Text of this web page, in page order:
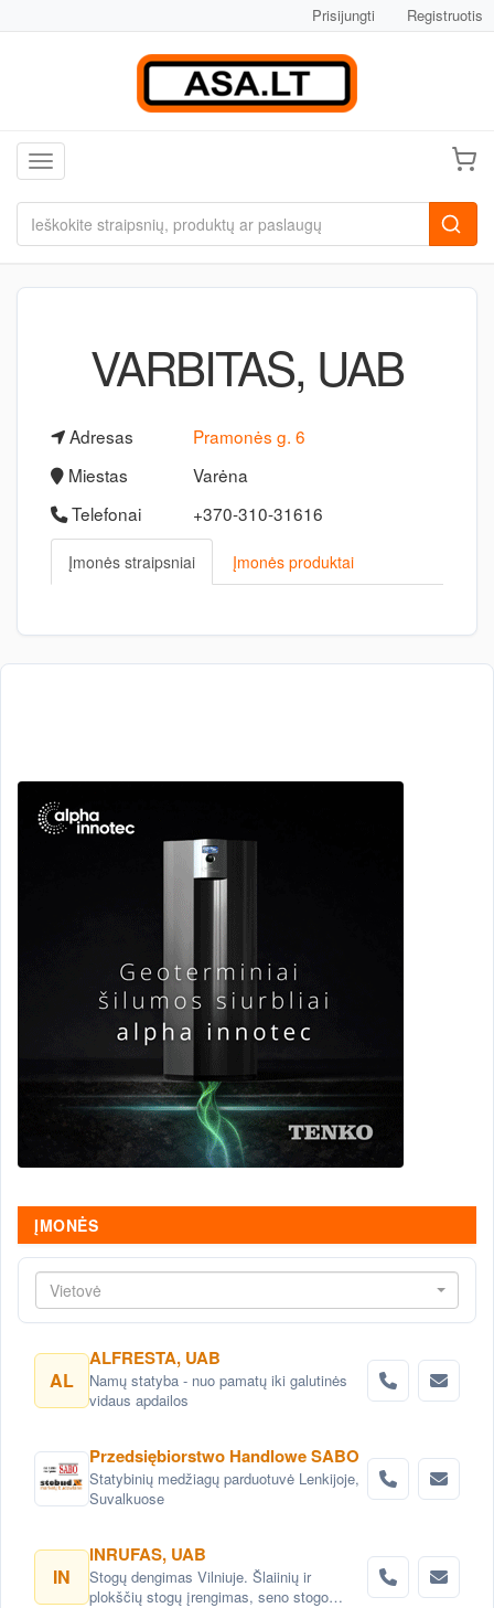
Prisijungti Registruotis
Toggle navigation
VARBITAS, UAB
Adresas
Pramonės g. 6
Miestas
Varėna
Telefonai
+370-310-31616
Įmonės straipsniai Įmonės produktai
ĮMONĖS
Vietovė
AL
ALFRESTA, UAB
Namų statyba - nuo pamatų iki galutinės
vidaus apdailos
Przedsiębiorstwo Handlowe SABO
Statybinių medžiagų parduotuvė Lenkijoje,
Suvalkuose
IN
INRUFAS, UAB
Stogų dengimas Vilniuje. Šlaiinių ir
plokščių stogų įrengimas, seno stogo